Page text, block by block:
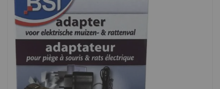
на
галерията
на
изображенията